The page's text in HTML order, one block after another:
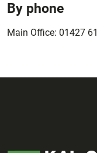
By phone
Main Office: 01427